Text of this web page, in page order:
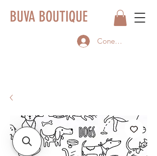
BUVA BOUTIQUE
Conectează-te